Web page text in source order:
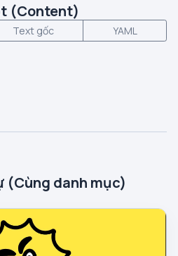
(Content)
Text gốc YAML
danh mục)